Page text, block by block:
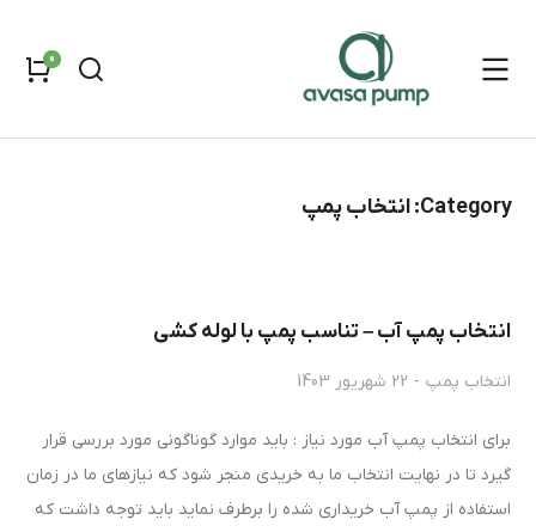
Category: انتخاب پمپ
انتخاب پمپ آب – تناسب پمپ با لوله کشی
انتخاب پمپ 22 شهریور 1403
برای انتخاب پمپ آب مورد نیاز : باید موارد گوناگونی مورد بررسی قرار
گیرد تا در نهایت انتخاب ما به خریدی منجر شود که نیازهای ما در زمان
استفاده از پمپ آب خریداری شده را برطرف نماید باید توجه داشت که